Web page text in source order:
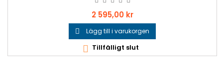
Pris
2 595,00 kr
 Lägg till i varukorgen
 Tillfälligt slut